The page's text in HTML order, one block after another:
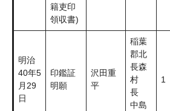
籍吏印
領収書)
明治
40年5
月29
日
印鑑証
明願
沢田重
平
稲葉
郡北
長森
村
長
中島
1